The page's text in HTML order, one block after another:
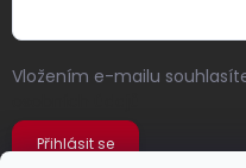
Vložením e-mailu
Přihlásit se